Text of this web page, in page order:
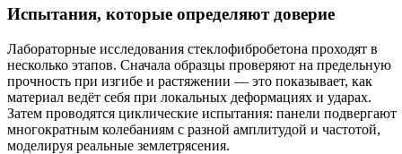
Испытания, которые определяют доверие
Лабораторные исследования стеклофибробетона проходят в
несколько этапов. Сначала образцы проверяют на предельную
прочность при изгибе и растяжении — это показывает, как
материал ведёт себя при локальных деформациях и ударах.
Затем проводятся циклические испытания: панели подвергают
многократным колебаниям с разной амплитудой и частотой,
моделируя реальные землетрясения.